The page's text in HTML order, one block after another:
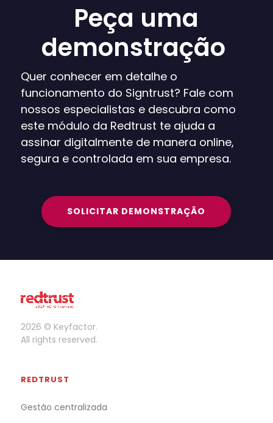
Peça uma
demonstração
Quer conhecer em detalhe o
funcionamento do Signtrust? Fale com
nossos especialistas e descubra como
este módulo da Redtrust te ajuda a
assinar digitalmente de manera online,
segura e controlada em sua empresa.
SOLICITAR DEMONSTRAÇÃO
2026 © Keyfactor.
All rights reserved.
REDTRUST
Gestão centralizada